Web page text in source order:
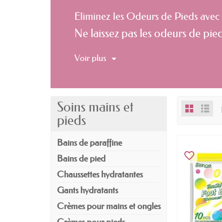
Éliminez les Odeurs de Pieds
Ne laissez pas les odeurs de
Nos traitements des odeurs de
Les odeurs de pieds sont
ces problèmes à la source,
fraîcheur tout au long de la
Libérez-vous des soucis
alliez.
Les Avantages des Traitements des
Nos traitements des odeurs de
Élimination des Odeurs :
Voir plus
Soins mains et
pieds
Bains de paraffine
Bains de pied
Chaussettes hydratantes
Gants hydratants
Crèmes pour mains et ongles
favorite_border